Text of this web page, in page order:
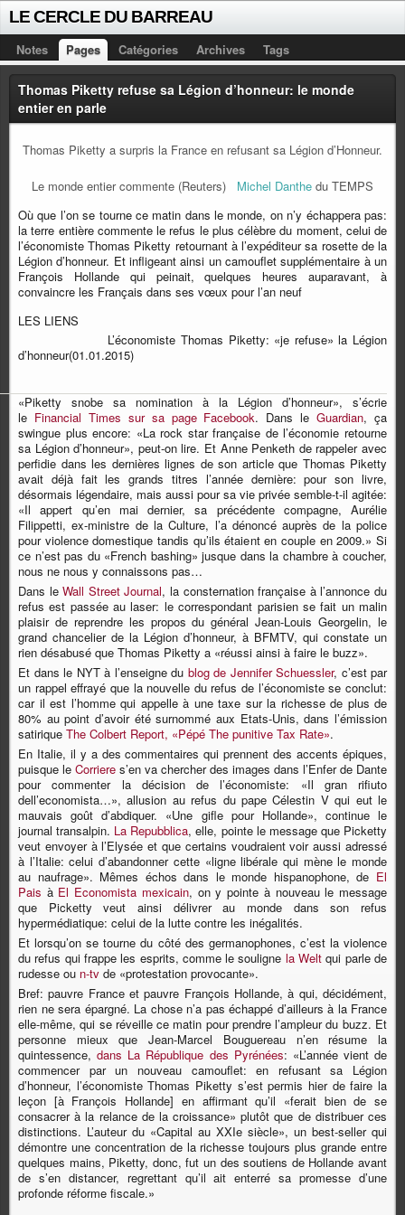
LE CERCLE DU BARREAU
Notes Pages Catégories Archives Tags
Thomas Piketty refuse sa Légion d’honneur: le monde
entier en parle
Thomas Piketty a surpris la France en refusant sa Légion d’Honneur.
Le monde entier commente (Reuters) Michel Danthe du TEMPS
Où que l’on se tourne ce matin dans le monde, on n’y échappera pas:
la terre entière commente le refus le plus célèbre du moment, celui de
l’économiste Thomas Piketty retournant à l’expéditeur sa rosette de la
Légion d’honneur. Et infligeant ainsi un camouflet supplémentaire à un
François Hollande qui peinait, quelques heures auparavant, à
convaincre les Français dans ses vœux pour l’an neuf
LES LIENS
L’économiste Thomas Piketty: «je refuse» la Légion
d’honneur(01.01.2015)
«Piketty snobe sa nomination à la Légion d’honneur», s’écrie
le Financial Times sur sa page Facebook. Dans leGuardian, ça
swingue plus encore: «La rock star française de l’économie retourne
sa Légion d’honneur», peut-on lire. Et Anne Penketh de rappeler avec
perfidie dans les dernières lignes de son article que Thomas Piketty
avait déjà fait les grands titres l’année dernière: pour son livre,
désormais légendaire, mais aussi pour sa vie privée semble-t-il agitée:
«Il appert qu’en mai dernier, sa précédente compagne, Aurélie
Filippetti, ex-ministre de la Culture, l’a dénoncé auprès de la police
pour violence domestique tandis qu’ils étaient en couple en 2009.» Si
ce n’est pas du «French bashing» jusque dans la chambre à coucher,
nous ne nous y connaissons pas…
Dans leWall Street Journal, la consternation française à l’annonce du
refus est passée au laser: le correspondant parisien se fait un malin
plaisir de reprendre les propos du général Jean-Louis Georgelin, le
grand chancelier de la Légion d’honneur, à BFMTV, qui constate un
rien désabusé que Thomas Piketty a «réussi ainsi à faire le buzz».
Et dans le NYT à l’enseigne du blog de Jennifer Schuessler, c’est par
un rappel effrayé que la nouvelle du refus de l’économiste se conclut:
car il est l’homme qui appelle à une taxe sur la richesse de plus de
80% au point d’avoir été surnommé aux Etats-Unis, dans l’émission
satirique The Colbert Report, «Pépé The punitive Tax Rate».
En Italie, il y a des commentaires qui prennent des accents épiques,
puisque le Corriere s’en va chercher des images dans l’Enfer de Dante
pour commenter la décision de l’économiste: «Il gran rifiuto
dell’economista…», allusion au refus du pape Célestin V qui eut le
mauvais goût d’abdiquer. «Une gifle pour Hollande», continue le
journal transalpin. La Repubblica, elle, pointe le message que Picketty
veut envoyer à l’Elysée et que certains voudraient voir aussi adressé
à l’Italie: celui d’abandonner cette «ligne libérale qui mène le monde
au naufrage». Mêmes échos dans le monde hispanophone, de El
Pais à El Economista mexicain, on y pointe à nouveau le message
que Picketty veut ainsi délivrer au monde dans son refus
hypermédiatique: celui de la lutte contre les inégalités.
Et lorsqu’on se tourne du côté des germanophones, c’est la violence
du refus qui frappe les esprits, comme le souligne la Welt qui parle de
rudesse ou n-tv de «protestation provocante».
Bref: pauvre France et pauvre François Hollande, à qui, décidément,
rien ne sera épargné. La chose n’a pas échappé d’ailleurs à la France
elle-même, qui se réveille ce matin pour prendre l’ampleur du buzz. Et
personne mieux que Jean-Marcel Bouguereau n’en résume la
quintessence,dans La République des Pyrénées: «L’année vient de
commencer par un nouveau camouflet: en refusant sa Légion
d’honneur, l’économiste Thomas Piketty s’est permis hier de faire la
leçon [à François Hollande] en affirmant qu’il «ferait bien de se
consacrer à la relance de la croissance» plutôt que de distribuer ces
distinctions. L’auteur du «Capital au XXIe siècle», un best-seller qui
démontre une concentration de la richesse toujours plus grande entre
quelques mains, Piketty, donc, fut un des soutiens de Hollande avant
de s’en distancer, regrettant qu’il ait enterré sa promesse d’une
profonde réforme fiscale.»